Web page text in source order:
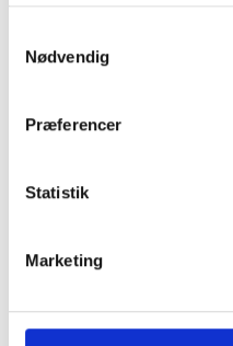
Nødvendig
Præferencer
Statistik
Marketing
Billund Kommune